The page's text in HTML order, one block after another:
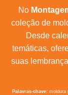
No
coleção de
Desde
temáticas,
suas
Palavras-chave:moldura